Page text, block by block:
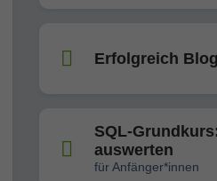
Erfolgreich
SQL-
auswerten
für Anfänger*innen